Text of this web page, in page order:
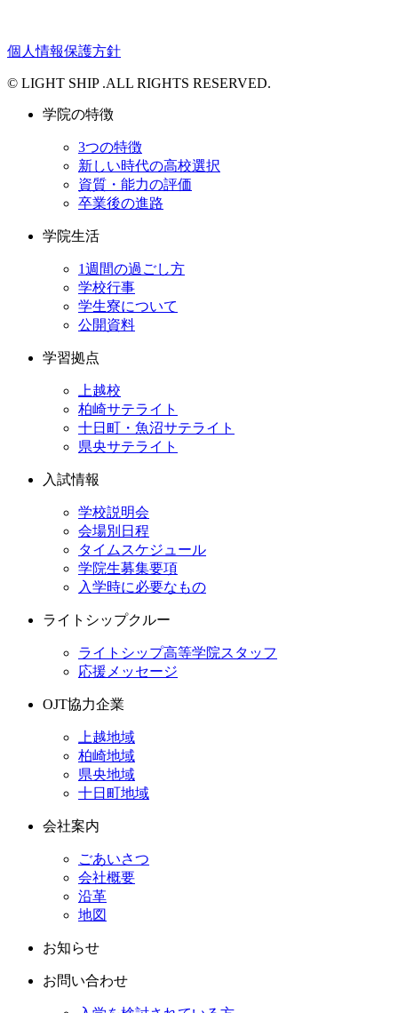
個人情報保護方針
© LIGHT SHIP .ALL RIGHTS RESERVED.
学院の特徴
3つの特徴
新しい時代の高校選択
資質・能力の評価
卒業後の進路
学院生活
1週間の過ごし方
学校行事
学生寮について
公開資料
学習拠点
上越校
柏崎サテライト
十日町・魚沼サテライト
県央サテライト
入試情報
学校説明会
会場別日程
タイムスケジュール
学院生募集要項
入学時に必要なもの
ライトシップクルー
ライトシップ高等学院スタッフ
応援メッセージ
OJT協力企業
上越地域
柏崎地域
県央地域
十日町地域
会社案内
ごあいさつ
会社概要
沿革
地図
お知らせ
お問い合わせ